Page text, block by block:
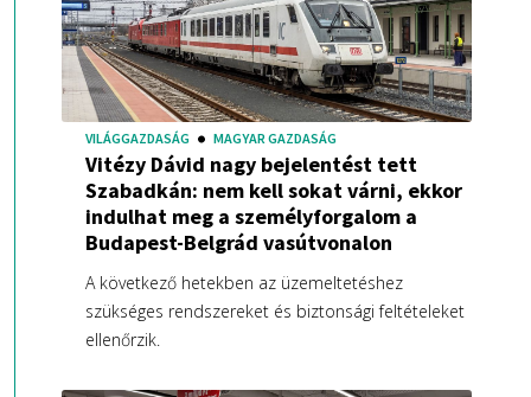
VILÁGGAZDASÁG MAGYAR GAZDASÁG
Vitézy Dávid nagy bejelentést tett
Szabadkán: nem kell sokat várni, ekkor
indulhat meg a személyforgalom a
Budapest-Belgrád vasútvonalon
A következő hetekben az üzemeltetéshez
szükséges rendszereket és biztonsági feltételeket
ellenőrzik.